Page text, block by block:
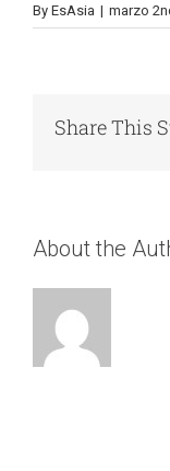
By EsAsia | marzo
Share This
About the